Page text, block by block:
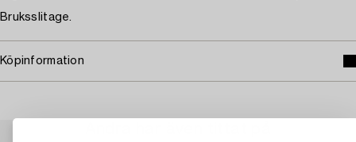
Bruksslitage.
Köpinformation